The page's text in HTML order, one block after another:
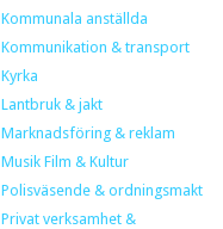
Kommunala anställda
Kommunikation & transport
Kyrka
Lantbruk & jakt
Marknadsföring & reklam
Musik Film & Kultur
Polisväsende & ordningsmakt
Privat verksamhet &